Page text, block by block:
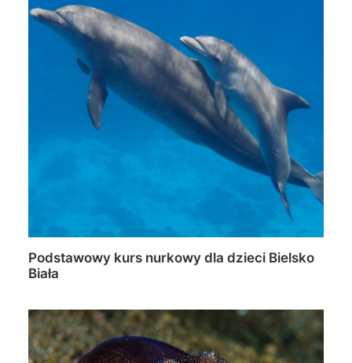
Podstawowy kurs nurkowy dla dzieci Bielsko
Biała